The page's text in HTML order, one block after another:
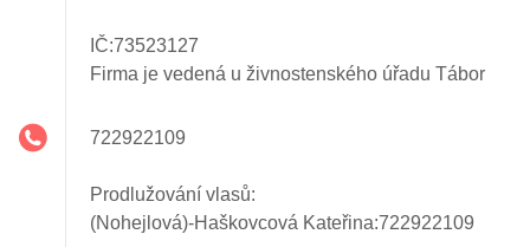
IČ:73523127
Firma je vedená u živnostenského úřadu Tábor
722922109
Prodlužování vlasů:
(Nohejlová)-Haškovcová Kateřina:722922109